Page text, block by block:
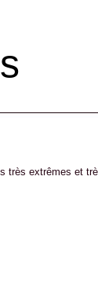
très extrêmes et